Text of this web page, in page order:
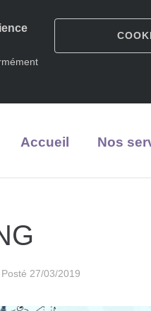
Accueil Nos
Posté 27/03/2019